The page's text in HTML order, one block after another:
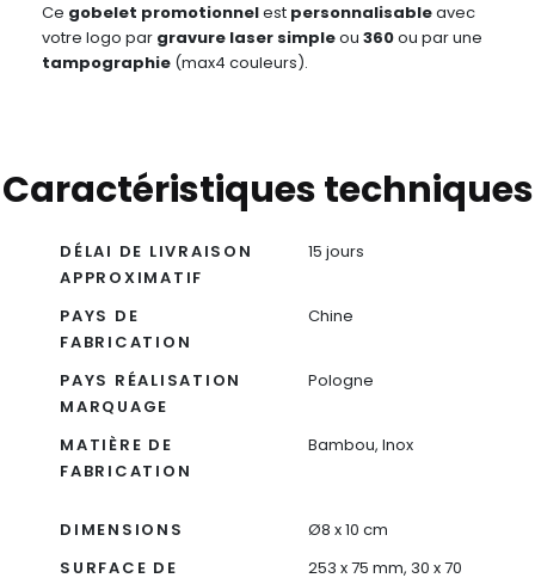
Ce gobelet promotionnelest personnalisableavec
votre logo par gravure laser simpleou 360ou par une
tampographie (max4 couleurs).
Caractéristiques techniques
DÉLAI DE LIVRAISON
APPROXIMATIF
15 jours
PAYS DE
FABRICATION
Chine
PAYS RÉALISATION
MARQUAGE
Pologne
MATIÈRE DE
FABRICATION
Bambou, Inox
DIMENSIONS
Ø8 x 10 cm
SURFACE DE
253 x 75 mm, 30 x 70